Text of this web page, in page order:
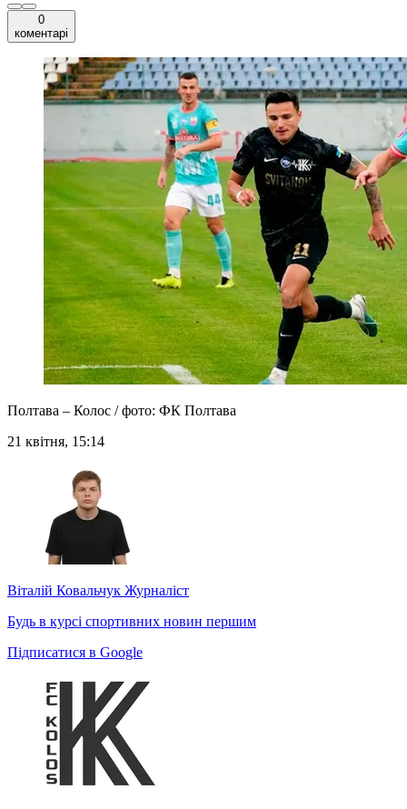
0
коментарі
Полтава – Колос / фото: ФК Полтава
21 квітня, 15:14
Віталій Ковальчук Журналіст
Будь в курсі спортивних новин першим
Підписатися в Google